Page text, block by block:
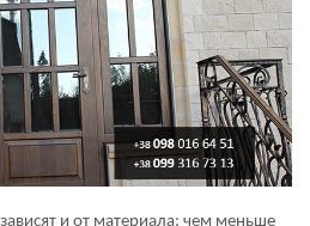
и от материала: чем меньше